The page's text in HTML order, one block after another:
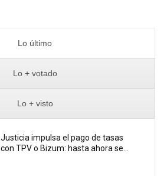
Lo último
Lo + votado
Lo + visto
Justicia impulsa el pago de tasas
con TPV o Bizum: hasta ahora se...